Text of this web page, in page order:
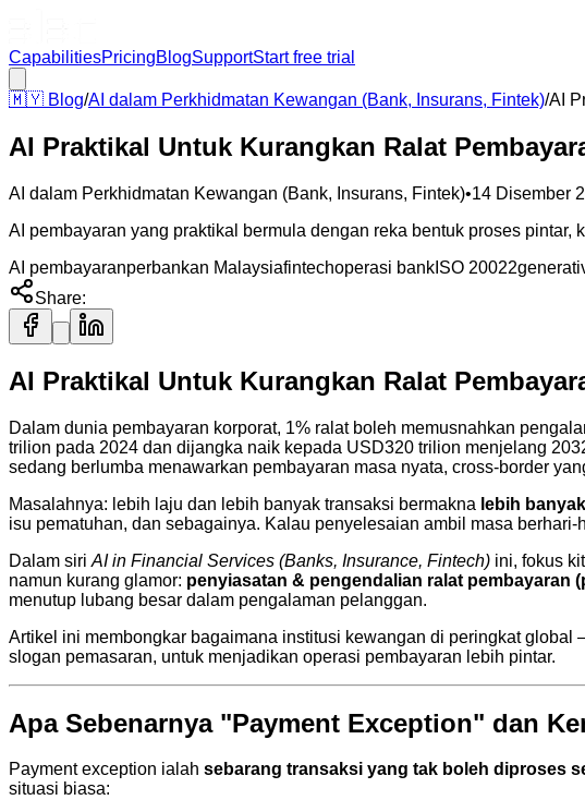
CapabilitiesPricingBlogSupportStart free trial
🇲🇾 Blog/AI dalam Perkhidmatan Kewangan (Bank, Insurans, Fintek)/AI
AI Praktikal Untuk Kurangkan Ralat
AI dalam Perkhidmatan Kewangan (Bank, Insurans, Fintek)•14 Disember
AI pembayaran yang praktikal bermula dengan reka bentuk proses
AI pembayaranperbankan Malaysiafintechoperasi bank ISO 20022
Share:
AI Praktikal Untuk Kurangkan Ralat
Dalam dunia pembayaran korporat, 1% ralat boleh memusnahkan
trilion pada 2024 dan dijangka naik kepada USD320 trilion menjelang
sedang berlumba menawarkan pembayaran masa nyata, cross-border
Masalahnya: lebih laju dan lebih banyak transaksi bermakna lebih
isu pematuhan, dan sebagainya. Kalau penyelesaian ambil masa
Dalam siri AI in Financial Services (Banks, Insurance, Fintech) ini, fokus
namun kurang glamor: penyiasatan & pengendalian ralat pembayaran
menutup lubang besar dalam pengalaman pelanggan.
Artikel ini membongkar bagaimana institusi kewangan di peringkat
slogan pemasaran, untuk menjadikan operasi pembayaran lebih pintar.
Apa Sebenarnya "Payment Exception" dan
Payment exception ialah sebarang transaksi yang tak boleh diproses
situasi biasa: